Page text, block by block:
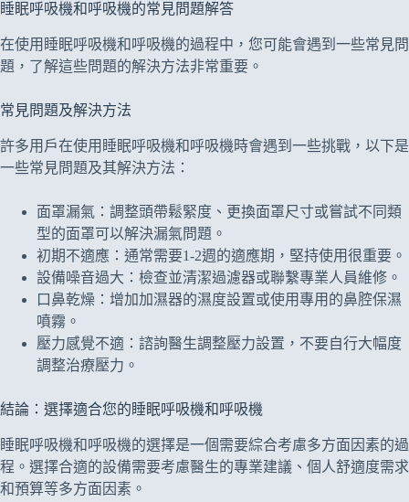
睡眠呼吸機和呼吸機的常見問題解答
在使用睡眠呼吸機和呼吸機的過程中，您可能會遇到一些常見問
題，了解這些問題的解決方法非常重要。
常見問題及解決方法
許多用戶在使用睡眠呼吸機和呼吸機時會遇到一些挑戰，以下是
一些常見問題及其解決方法：
面罩漏氣：調整頭帶鬆緊度、更換面罩尺寸或嘗試不同類
型的面罩可以解決漏氣問題。
初期不適應：通常需要1-2週的適應期，堅持使用很重要。
設備噪音過大：檢查並清潔過濾器或聯繫專業人員維修。
口鼻乾燥：增加加濕器的濕度設置或使用專用的鼻腔保濕
噴霧。
壓力感覺不適：諮詢醫生調整壓力設置，不要自行大幅度
調整治療壓力。
結論：選擇適合您的睡眠呼吸機和呼吸機
睡眠呼吸機和呼吸機的選擇是一個需要綜合考慮多方面因素的過
程。選擇合適的設備需要考慮醫生的專業建議、個人舒適度需求
和預算等多方面因素。